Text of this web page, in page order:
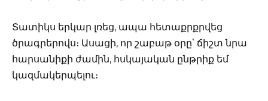
Տատիկս երկար լռեց, ապա հետաքրքրվեց
ծրագրերովս։ Ասացի, որ շաբաթ օրը՝ ճիշտ նրա
հարսանիքի ժամին, հսկայական ընթրիք եմ
կազմակերպելու։